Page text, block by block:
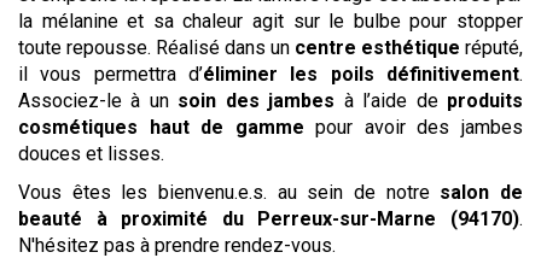
la mélanine et sa chaleur agit sur le bulbe pour stopper
toute repousse. Réalisé dans un centre esthétique réputé,
il vous permettra d’éliminer les poils définitivement.
Associez-le à un soin des jambes à l’aide de produits
cosmétiques haut de gamme pour avoir des jambes
douces et lisses.
Vous êtes les bienvenu.e.s. au sein de notre salon de
beauté
à proximité du Perreux-sur-Marne (94170).
N'hésitez pas à prendre rendez-vous.